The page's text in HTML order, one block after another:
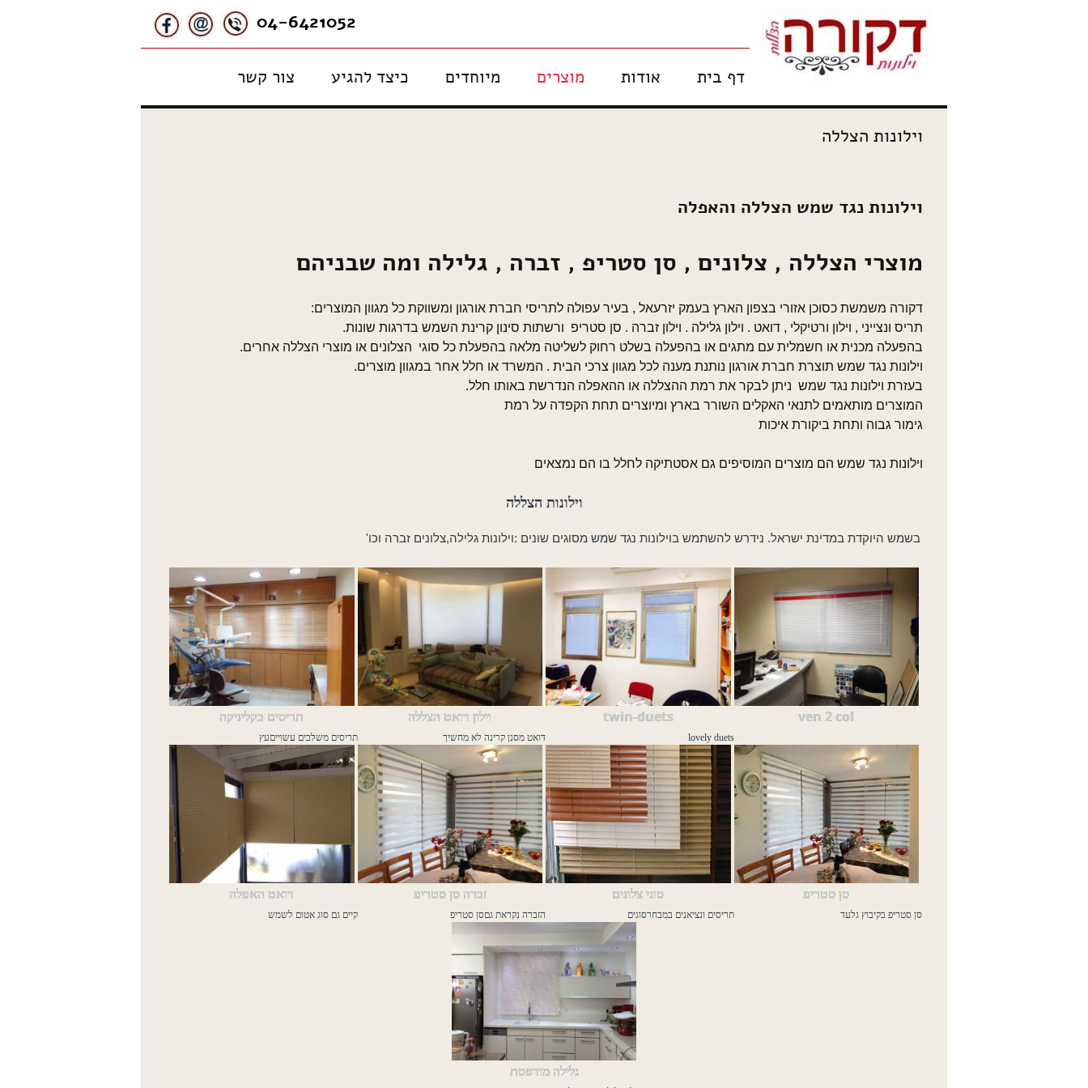
וילונות דקורה
האתר עוסק בוילונות בד במוצרי הצללה תוצרת אורגון ודומוס,בדלתות
אקורדיון ובבדים מיוחדים חסיני אש ואנטי אלרגניים
04-6421052
דילוגדף בית אודות מוצרים
וילונות אוירה וילונות
לסלון ולבית | וילונות
מיוחדים
drapilux air
כיצד להגיע צור קשר
וילונות הצללה
וילונות נגד שמש הצללה והאפלה
מוצרי הצללה , צלונים , סן סטריפ , זברה , גלילה ומה שבניהם
דקורה משמשת כסוכן אזורי בצפון הארץ בעמק יזרעאל , בעיר עפולה לתריסי חברת אורגון ומשווקת כל מגוון המוצרים:
תריס ונצייני , וילון ורטיקלי , דואט . וילון גלילה . וילון זברה . סן סטריפ ורשתות סינון קרינת השמש בדרגות שונות.
בהפעלה מכנית או חשמלית עם מתגים או בהפעלה בשלט רחוק לשליטה מלאה בהפעלת כל סוגי הצלונים או מוצרי הצללה אחרים.
וילונות נגד שמש תוצרת חברת אורגון נותנת מענה לכל מגוון צרכי הבית . המשרד או חלל אחר במגוון מוצרים.
בעזרת וילונות נגד שמש ניתן לבקר את רמת ההצללה או ההאפלה הנדרשת באותו חלל.
המוצרים מותאמים לתנאי האקלים השורר בארץ ומיוצרים תחת הקפדה על רמת
גימור גבוה ותחת ביקורת איכות
וילונות נגד שמש הם מוצרים המוסיפים גם אסטתיקה לחלל בו הם נמצאים
וילונות הצללה
בשמש היוקדת במדינת ישראל. נידרש להשתמש בוילונות נגד שמש מסוגים שונים :וילונות גלילה,צלונים זברה וכו'
ven 2 col
twin-duets
lovely duets
וילון דואט הצללה
דואט מסנן קרינה לא מחשיך
תריסים בקליניקה
תריסים משלבים עשוייםעץ
סן סטריפ
סן סטריפ בקיבוץ גלעד
סוגי צלונים
תריסים ונציאנים במבחרסוגים
זברה סן סטריפ
הזברה נקראת גםסן סטריפ
דואט האפלה
קיים גם סוג אטום לשמש
גלילה מודפסת